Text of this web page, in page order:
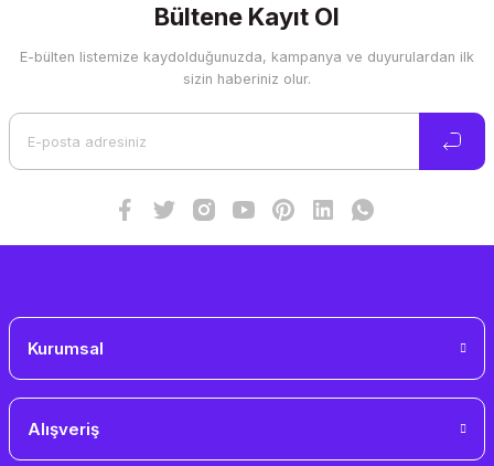
Görüş ve önerileriniz için teşekkür ederiz.
Ürün resmi kalitesiz, bozuk veya görüntülenemiyor.
Bültene Kayıt Ol
E-bülten listemize kaydolduğunuzda, kampanya ve duyurulardan ilk
sizin haberiniz olur.
Kurumsal
Alışveriş